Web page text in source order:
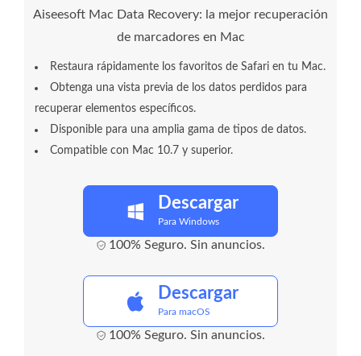
Aiseesoft Mac Data Recovery: la mejor recuperación
de marcadores en Mac
Restaura rápidamente los favoritos de Safari en tu Mac.
Obtenga una vista previa de los datos perdidos para
recuperar elementos específicos.
Disponible para una amplia gama de tipos de datos.
Compatible con Mac 10.7 y superior.
Descargar
Para Windows
100% Seguro. Sin anuncios.
Descargar
Para macOS
100% Seguro. Sin anuncios.